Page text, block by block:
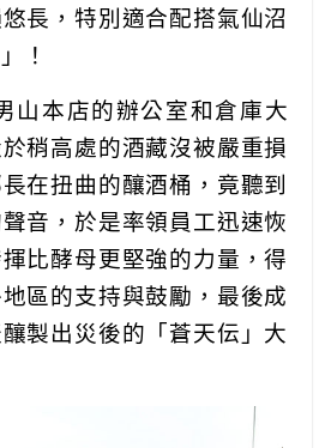
長，特別適合配搭氣仙沼
！
山本店的辦公室和倉庫大
稍高處的酒藏沒被嚴重損
在扭曲的釀酒桶，竟聽到
音，於是率領員工迅速恢
比酵母更堅強的力量，得
區的支持與鼓勵，最後成
製出災後的「蒼天伝」大